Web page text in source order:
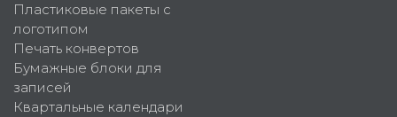
Пластиковые пакеты с
логотипом
Печать конвертов
Бумажные блоки для
записей
Квартальные календари